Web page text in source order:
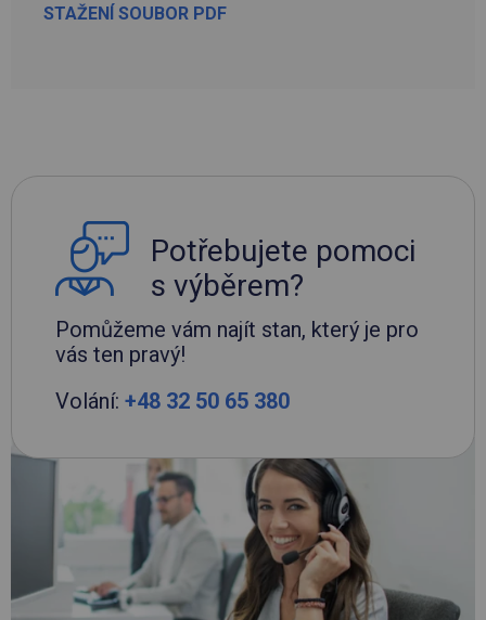
STAŽENÍ SOUBOR PDF
Potřebujete pomoci
s výběrem?
Pomůžeme vám najít stan, který je pro
vás ten pravý!
Volání: +48 32 50 65 380